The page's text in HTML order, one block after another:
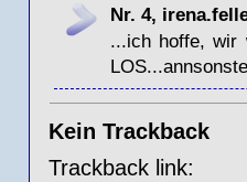
Nr. 4,
...ich hoffe, wir
LOS
Kein Trackback
Trackback link: